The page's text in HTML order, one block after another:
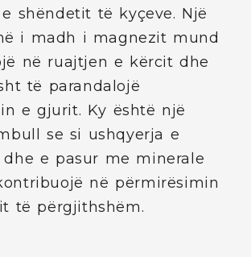
shëndetit të kyçeve. Një
i madh i magnezit mund
në ruajtjen e kërcit dhe
të parandalojë
e gjurit. Ky është një
se si ushqyerja e
dhe e pasur me minerale
në përmirësimin
të përgjithshëm.